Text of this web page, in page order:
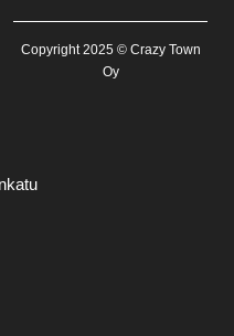
Copyright 2025 © Crazy Town
Oy